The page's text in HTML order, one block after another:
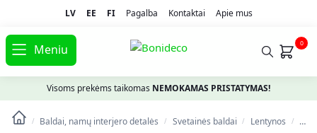
LV EE FI Pagalba Kontaktai Apie mus
Meniu 0
Visoms prekėms taikomas NEMOKAMAS PRISTATYMAS!
/ Baldai, namų interjero detalės / Svetainės baldai / Lentynos /